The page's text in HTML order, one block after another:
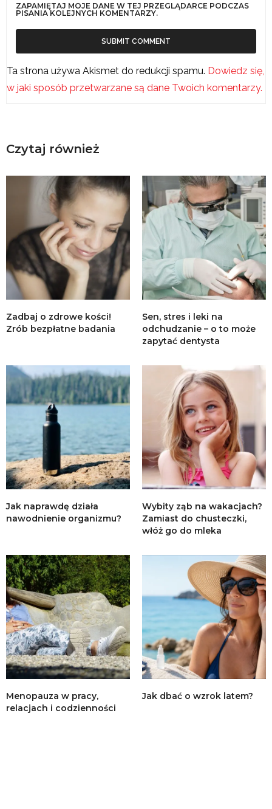
ZAPAMIĘTAJ MOJE DANE W TEJ PRZEGLĄDARCE PODCZAS
PISANIA KOLEJNYCH KOMENTARZY.
Ta strona używa Akismet do redukcji spamu. Dowiedz się,
w jaki sposób przetwarzane są dane Twoich komentarzy.
Czytaj również
Zadbaj o zdrowe kości!
Zrób bezpłatne badania
Sen, stres i leki na
odchudzanie – o to może
zapytać dentysta
Jak naprawdę działa
nawodnienie organizmu?
Wybity ząb na wakacjach?
Zamiast do chusteczki,
włóż go do mleka
Menopauza w pracy,
relacjach i codzienności
Jak dbać o wzrok latem?